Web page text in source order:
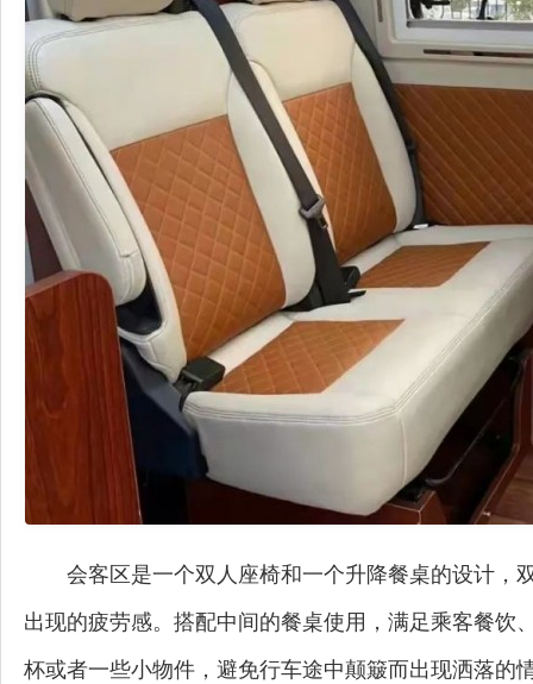
会客区是一个双人座椅和一个升降餐桌的设计，
出现的疲劳感。搭配中间的餐桌使用，满足乘客餐
杯或者一些小物件，避免行车途中颠簸而出现洒落